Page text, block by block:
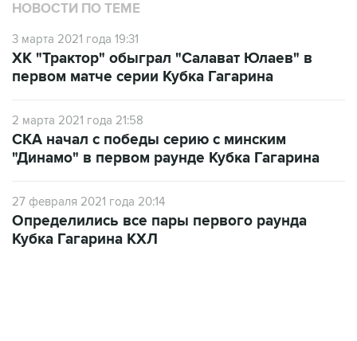
НОВОСТИ ПО ТЕМЕ
3 марта 2021 года 19:31
ХК "Трактор" обыграл "Салават Юлаев" в
первом матче серии Кубка Гагарина
2 марта 2021 года 21:58
СКА начал с победы серию с минским
"Динамо" в первом раунде Кубка Гагарина
27 февраля 2021 года 20:14
Определились все пары первого раунда
Кубка Гагарина КХЛ